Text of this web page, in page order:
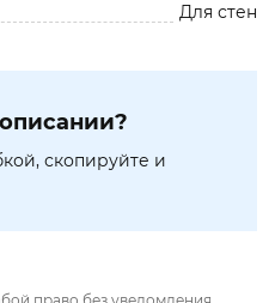
Для стен
скопируйте и